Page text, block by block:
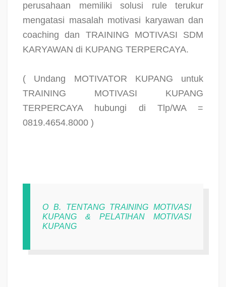
perusahaan memiliki solusi rule terukur
mengatasi masalah motivasi karyawan dan
coaching dan TRAINING MOTIVASI SDM
KARYAWAN di KUPANG TERPERCAYA.
( Undang MOTIVATOR KUPANG untuk
TRAINING MOTIVASI KUPANG
TERPERCAYA hubungi di Tlp/WA =
0819.4654.8000 )
O B. TENTANG TRAINING MOTIVASI
KUPANG & PELATIHAN MOTIVASI
KUPANG